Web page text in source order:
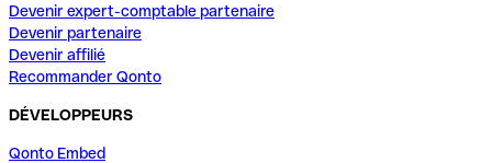
Devenir expert-comptable partenaire
Devenir partenaire
Devenir affilié
Recommander Qonto
DÉVELOPPEURS
Qonto Embed